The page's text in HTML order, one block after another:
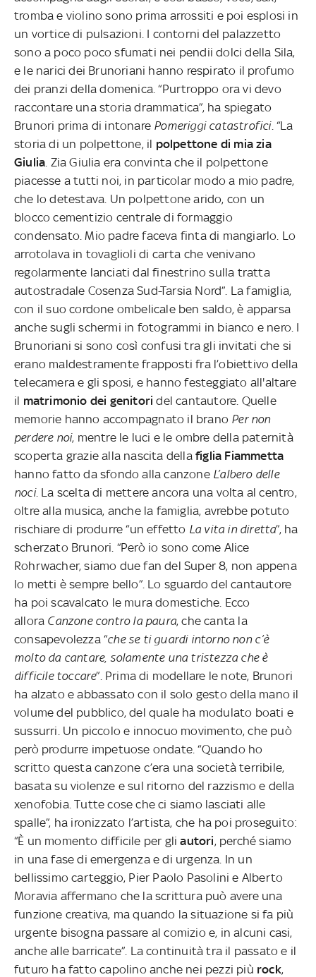
tromba e violino sono prima arrossiti e poi esplosi in
un vortice di pulsazioni. I contorni del palazzetto
sono a poco poco sfumati nei pendii dolci della Sila,
e le narici dei Brunoriani hanno respirato il profumo
dei pranzi della domenica. “Purtroppo ora vi devo
raccontare una storia drammatica”, ha spiegato
Brunori prima di intonare Pomeriggi catastrofici. “La
storia di un polpettone, il polpettone di mia zia
Giulia . Zia Giulia era convinta che il polpettone
piacesse a tutti noi, in particolar modo a mio padre,
che lo detestava. Un polpettone arido, con un
blocco cementizio centrale di formaggio
condensato. Mio padre faceva finta di mangiarlo. Lo
arrotolava in tovaglioli di carta che venivano
regolarmente lanciati dal finestrino sulla tratta
autostradale Cosenza Sud-Tarsia Nord”. La famiglia,
con il suo cordone ombelicale ben saldo, è apparsa
anche sugli schermi in fotogrammi in bianco e nero. I
Brunoriani si sono così confusi tra gli invitati che si
erano maldestramente frapposti fra l’obiettivo della
telecamera e gli sposi, e hanno festeggiato all'altare
il matrimonio dei genitori del cantautore. Quelle
memorie hanno accompagnato il brano Per non
perdere noi, mentre le luci e le ombre della paternità
scoperta grazie alla nascita della figlia Fiammetta
hanno fatto da sfondo alla canzone L’albero delle
noci. La scelta di mettere ancora una volta al centro,
oltre alla musica, anche la famiglia, avrebbe potuto
rischiare di produrre “un effetto La vita in diretta”, ha
scherzato Brunori. “Però io sono come Alice
Rohrwacher, siamo due fan del Super 8, non appena
lo metti è sempre bello”. Lo sguardo del cantautore
ha poi scavalcato le mura domestiche. Ecco
allora Canzone contro la paura, che canta la
consapevolezza “che se ti guardi intorno non c’è
molto da cantare, solamente una tristezza che è
difficile toccare”. Prima di modellare le note, Brunori
ha alzato e abbassato con il solo gesto della mano il
volume del pubblico, del quale ha modulato boati e
sussurri. Un piccolo e innocuo movimento, che può
però produrre impetuose ondate. “Quando ho
scritto questa canzone c’era una società terribile,
basata su violenze e sul ritorno del razzismo e della
xenofobia. Tutte cose che ci siamo lasciati alle
spalle”, ha ironizzato l’artista, che ha poi proseguito:
“È un momento difficile per gliautori, perché siamo
in una fase di emergenza e di urgenza. In un
bellissimo carteggio, Pier Paolo Pasolini e Alberto
Moravia affermano che la scrittura può avere una
funzione creativa, ma quando la situazione si fa più
urgente bisogna passare al comizio e, in alcuni casi,
anche alle barricate”. La continuità tra il passato e il
futuro ha fatto capolino anche nei pezzi più rock,